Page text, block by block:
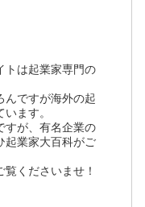
トは起業家専門の
んですが海外の起
ます。
すが、有名企業の
起業家大百科がご
くださいませ！